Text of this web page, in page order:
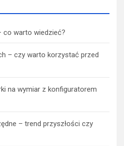
co warto wiedzieć?
– czy warto korzystać przed
na wymiar z konfiguratorem
– trend przyszłości czy